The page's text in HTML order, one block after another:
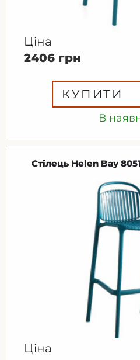
В
Ціна
2406 грн
КУПИТИ
Стілець Helen Bay
Ціна